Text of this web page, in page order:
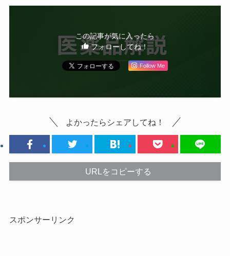
この記事が気に入ったら
フォローしてね！
Follow Me
よかったらシェアしてね！
URLをコピーする
スポンサーリンク